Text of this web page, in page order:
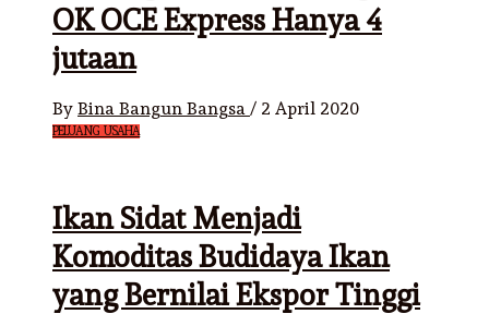
OK OCE Express Hanya 4
jutaan
By Bina Bangun Bangsa / 2 April 2020
PELUANG USAHA
Ikan Sidat Menjadi
Komoditas Budidaya Ikan
yang Bernilai Ekspor Tinggi